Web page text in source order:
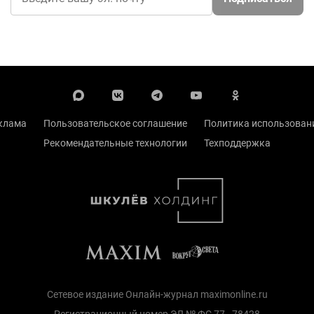
Пользовательское соглашение
Политика
Рекомендательные технологии
Техподдержка
Сетевое издание Онлайн-журнал maximonline.ru